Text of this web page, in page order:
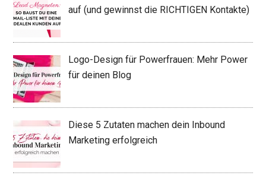
auf (und gewinnst die RICHTIGEN Kontakte)
Logo-Design für Powerfrauen: Mehr Power
für deinen Blog
Diese 5 Zutaten machen dein Inbound
Marketing erfolgreich